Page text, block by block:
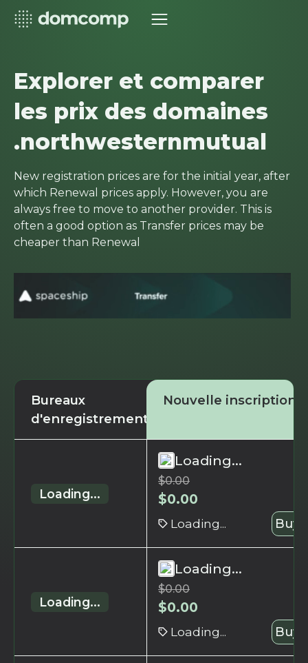
Explorer et comparer
les prix des domaines
.northwesternmutual
New registration prices are for the initial year, after
which Renewal prices apply. However, you are
always free to move to another provider. This is
often a good option as Transfer prices may be
cheaper than Renewal
Bureaux
d'enregistrement
Nouvelle inscription
Loading...
Loading...
$0.00
$0.00
Loading... Buy
Loading...
Loading...
$0.00
$0.00
Loading... Buy